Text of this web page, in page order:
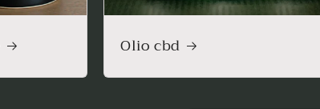
Olio cbd